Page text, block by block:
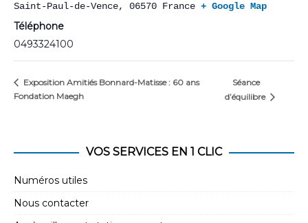
Saint-Paul-de-Vence, 06570 France + Google Map
Téléphone
0493324100
Exposition Amitiés Bonnard-Matisse : 60 ans
Fondation Maegh
Séance
d’équilibre
VOS SERVICES EN 1 CLIC
Numéros utiles
Nous contacter